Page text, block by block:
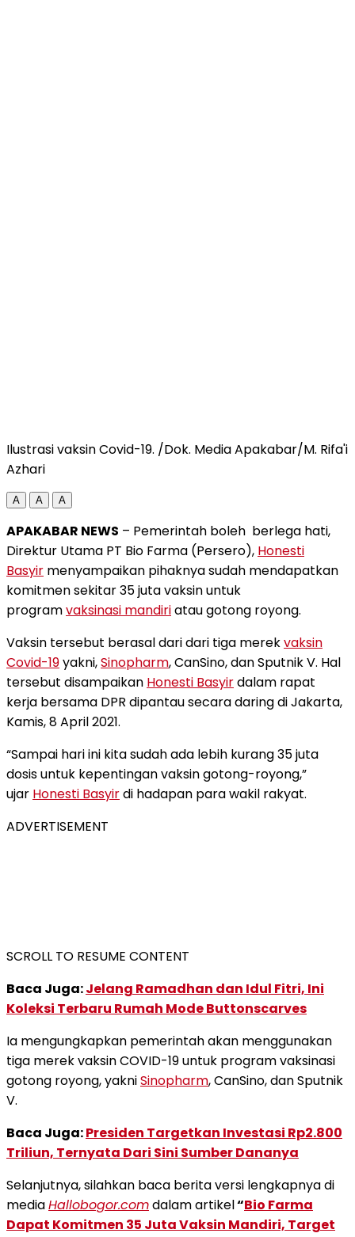
Ilustrasi vaksin Covid-19. /Dok. Media Apakabar/M. Rifa'i
Azhari
A A A
APAKABAR NEWS – Pemerintah boleh berlega hati,
Direktur Utama PT Bio Farma (Persero), Honesti
Basyir menyampaikan pihaknya sudah mendapatkan
komitmen sekitar 35 juta vaksin untuk
programvaksinasi mandiriatau gotong royong.
Vaksin tersebut berasal dari dari tiga merekvaksin
Covid-19yakni,Sinopharm, CanSino, dan Sputnik V. Hal
tersebut disampaikan Honesti Basyirdalam rapat
kerja bersama DPR dipantau secara daring di Jakarta,
Kamis, 8 April 2021.
“Sampai hari ini kita sudah ada lebih kurang 35 juta
dosis untuk kepentingan vaksin gotong-royong,”
ujar Honesti Basyirdi hadapan para wakil rakyat.
ADVERTISEMENT
SCROLL TO RESUME CONTENT
Baca Juga:Jelang Ramadhan dan Idul Fitri, Ini
Koleksi Terbaru Rumah Mode Buttonscarves
Ia mengungkapkan pemerintah akan menggunakan
tiga merek vaksin COVID-19 untuk program vaksinasi
gotong royong, yakniSinopharm, CanSino, dan Sputnik
V.
Baca Juga:Presiden Targetkan Investasi Rp2.800
Triliun, Ternyata Dari Sini Sumber Dananya
Selanjutnya, silahkan baca berita versi lengkapnya di
mediaHallobogor.comdalam artikel“Bio Farma
Dapat Komitmen 35 Juta Vaksin Mandiri, Target